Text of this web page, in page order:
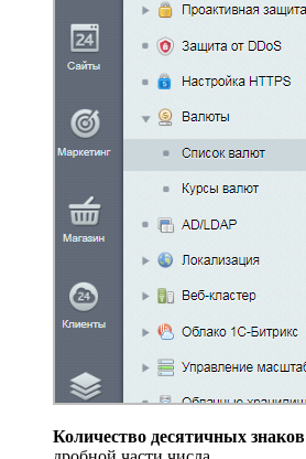
Количество десятичных знаков